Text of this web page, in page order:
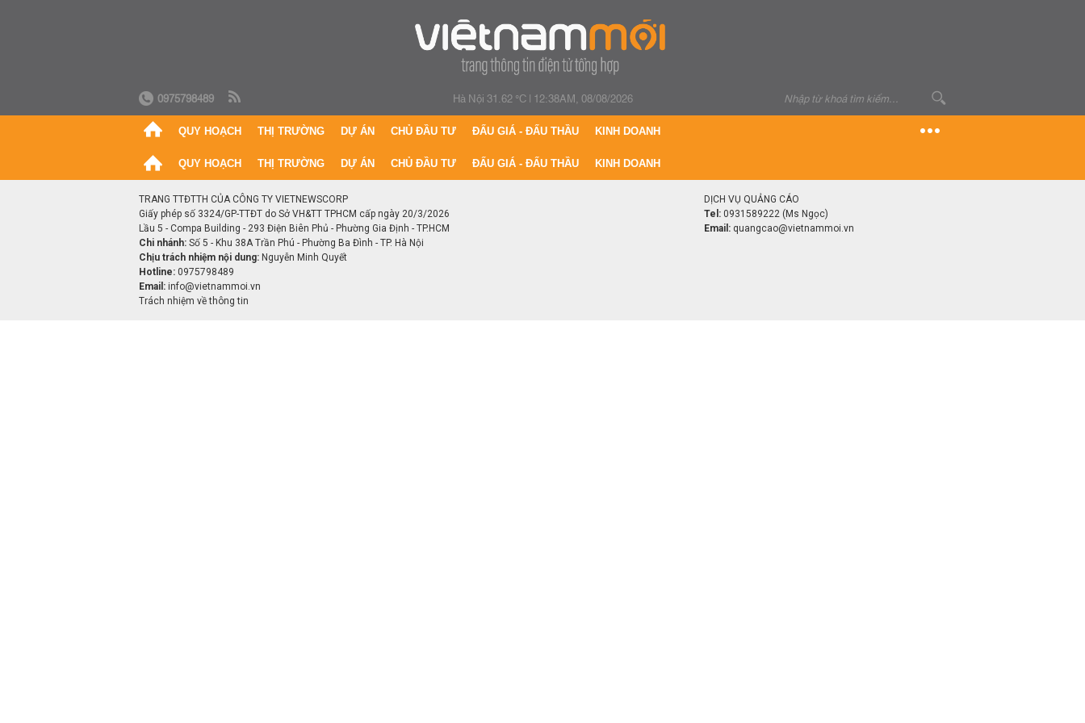
0975798489 Hà Nội 31.62 °C| 12:38AM, 08/08/2026
QUY HOẠCH THỊ TRƯỜNG DỰ ÁN CHỦ ĐẦU TƯ ĐẤU GIÁ - ĐẤU THẦU KINH DOANH
QUY HOẠCH THỊ TRƯỜNG DỰ ÁN CHỦ ĐẦU TƯ ĐẤU GIÁ - ĐẤU THẦU KINH DOANH
TRANG TTĐTTH CỦA CÔNG TY VIETNEWSCORP
Giấy phép số 3324/GP-TTĐT do Sở VH&TT TPHCM cấp ngày 20/3/2026
Lầu 5 - Compa Building - 293 Điện Biên Phủ - Phường Gia Định - TP.HCM
Chi nhánh: Số 5 - Khu 38A Trần Phú - Phường Ba Đình - TP. Hà Nội
Chịu trách nhiệm nội dung: Nguyễn Minh Quyết
Hotline: 0975798489
Email: info@vietnammoi.vn
Trách nhiệm về thông tin
DỊCH VỤ QUẢNG CÁO
Tel: 0931589222 (Ms Ngọc)
Email: quangcao@vietnammoi.vn